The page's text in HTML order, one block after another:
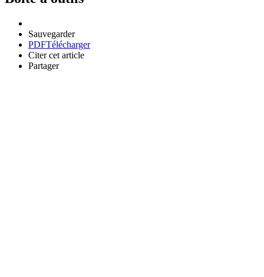
Sauvegarder
PDFTélécharger
Citer cet article
Partager